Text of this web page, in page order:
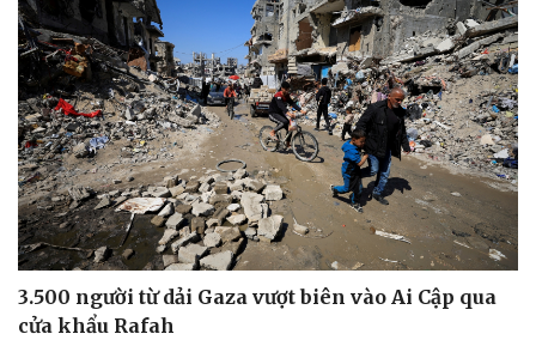
3.500 người từ dải Gaza vượt biên vào Ai Cập qua
cửa khẩu Rafah